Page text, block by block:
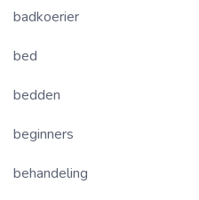
badkoerier
bed
bedden
beginners
behandeling